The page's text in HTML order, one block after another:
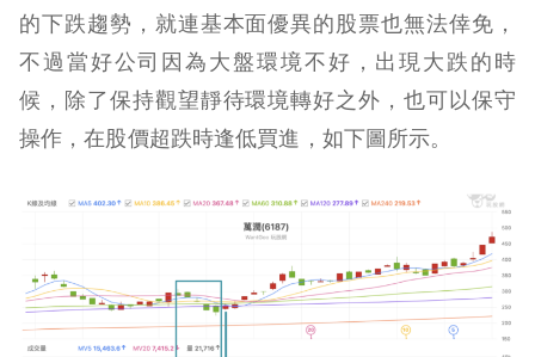
的下跌趨勢，就連基本面優異的股票也無法倖免，
不過當好公司因為大盤環境不好，出現大跌的時
候，除了保持觀望靜待環境轉好之外，也可以保守
操作，在股價超跌時逢低買進，如下圖所示。